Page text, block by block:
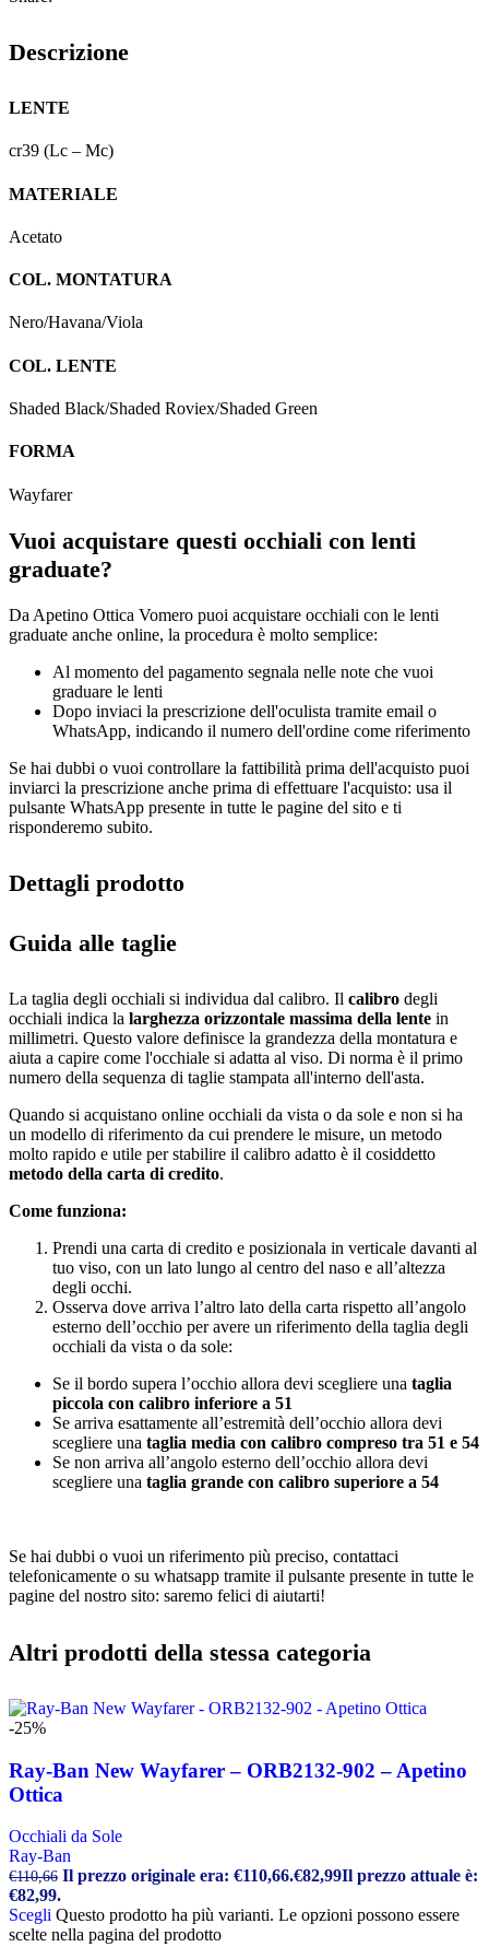
Descrizione
LENTE
cr39 (Lc – Mc)
MATERIALE
Acetato
COL. MONTATURA
Nero/Havana/Viola
COL. LENTE
Shaded Black/Shaded Roviex/Shaded Green
FORMA
Wayfarer
Vuoi acquistare questi occhiali con lenti
graduate?
Da Apetino Ottica Vomero puoi acquistare occhiali con le lenti
graduate anche online, la procedura è molto semplice:
Al momento del pagamento segnala nelle note che vuoi
graduare le lenti
Dopo inviaci la prescrizione dell'oculista tramite email o
WhatsApp, indicando il numero dell'ordine come riferimento
Se hai dubbi o vuoi controllare la fattibilità prima dell'acquisto puoi
inviarci la prescrizione anche prima di effettuare l'acquisto: usa il
pulsante WhatsApp presente in tutte le pagine del sito e ti
risponderemo subito.
Dettagli prodotto
Guida alle taglie
La taglia degli occhiali si individua dal calibro. Il calibro degli
occhiali indica la larghezza orizzontale massima della lente in
millimetri. Questo valore definisce la grandezza della montatura e
aiuta a capire come l'occhiale si adatta al viso. Di norma è il primo
numero della sequenza di taglie stampata all'interno dell'asta.
Quando si acquistano online occhiali da vista o da sole e non si ha
un modello di riferimento da cui prendere le misure, un metodo
molto rapido e utile per stabilire il calibro adatto è il cosiddetto
metodo della carta di credito.
Come funziona:
Prendi una carta di credito e posizionala in verticale davanti al
tuo viso, con un lato lungo al centro del naso e all’altezza
degli occhi.
Osserva dove arriva l’altro lato della carta rispetto all’angolo
esterno dell’occhio per avere un riferimento della taglia degli
occhiali da vista o da sole:
Se il bordo supera l’occhio allora devi scegliere una taglia
piccola con calibro inferiore a 51
Se arriva esattamente all’estremità dell’occhio allora devi
scegliere una taglia media con calibro compreso tra 51 e 54
Se non arriva all’angolo esterno dell’occhio allora devi
scegliere una taglia grande con calibro superiore a 54
Se hai dubbi o vuoi un riferimento più preciso, contattaci
telefonicamente o su whatsapp tramite il pulsante presente in tutte le
pagine del nostro sito: saremo felici di aiutarti!
Altri prodotti della stessa categoria
-25%
Ray-Ban New Wayfarer – ORB2132-902 – Apetino
Ottica
Occhiali da Sole
Ray-Ban
€110,66 Il prezzo originale era: €110,66.€82,99Il prezzo attuale è:
€82,99.
Scegli Questo prodotto ha più varianti. Le opzioni possono essere
scelte nella pagina del prodotto